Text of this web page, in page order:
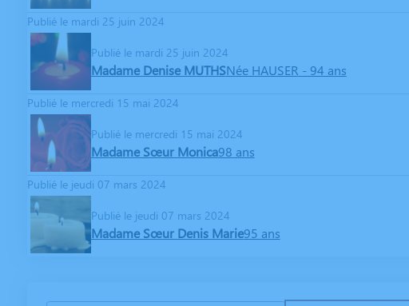
Publié le mardi 25 juin 2024
Publié le mardi 25 juin 2024
Madame Denise MUTHSNée HAUSER - 94 ans
Publié le mercredi 15 mai 2024
Publié le mercredi 15 mai 2024
Madame Sœur Monica98 ans
Publié le jeudi 07 mars 2024
Publié le jeudi 07 mars 2024
Madame Sœur Denis Marie95 ans